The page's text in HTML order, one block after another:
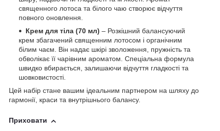
священного лотоса та білого чаю створює відчуття
повного оновлення.
Крем для тіла (70 мл) – Розкішний балансуючий
крем збагачений священним лотосом і органічним
білим чаєм. Він надає шкірі зволоження, пружність та
обволікає її чарівним ароматом. Спеціальна формула
швидко вбирається, залишаючи відчуття гладкості та
шовковистості.
Цей набір стане вашим ідеальним партнером на шляху до
гармонії, краси та внутрішнього балансу.
Приховати